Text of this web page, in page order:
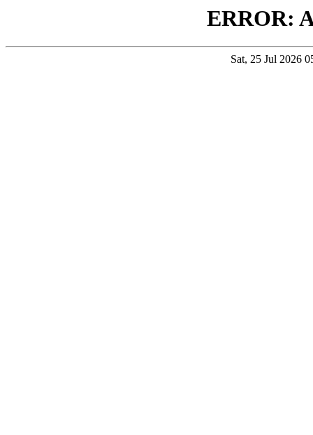
ERROR:
Sat, 25 Jul 2026